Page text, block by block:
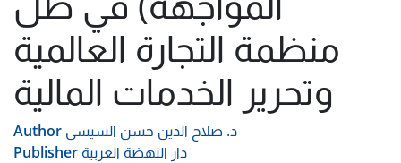
منظمة التجارة العالمية
وتحرير الخدمات المالية
Author د. صلاح الدين حسن السيسى
Publisher دار النهضة العربية